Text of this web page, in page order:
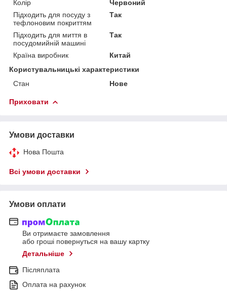
Колір
Червоний
Підходить для посуду з
тефлоновим покриттям
Так
Підходить для миття в
посудомийній машині
Так
Країна виробник
Китай
Користувальницькі характеристики
Стан
Нове
Приховати
Умови доставки
Нова Пошта
Всі умови доставки
Умови оплати
Ви отримаєте замовлення
або гроші повернуться на вашу картку
Детальніше
Післяплата
Оплата на рахунок